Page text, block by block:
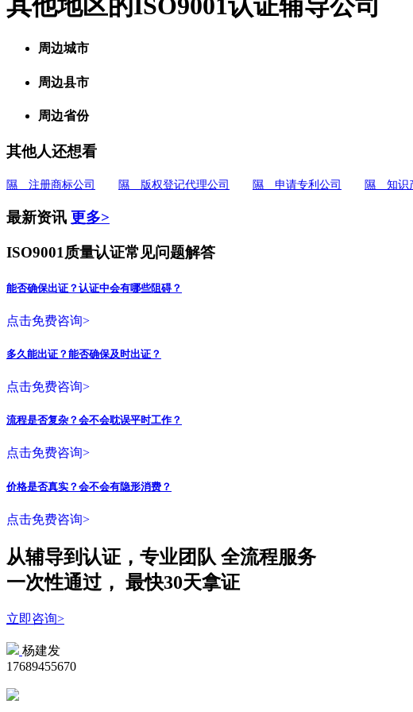
周边城市
周边县市
周边省份
其他人还想看
隰 注册商标公司 隰 版权登记代理公司 隰 申请专利公司 隰 知识
最新资讯 更多>
ISO9001质量认证常见问题解答
能否确保出证？认证中会有哪些阻碍？
点击免费咨询>
多久能出证？能否确保及时出证？
点击免费咨询>
流程是否复杂？会不会耽误平时工作？
点击免费咨询>
价格是否真实？会不会有隐形消费？
点击免费咨询>
从辅导到认证，专业团队 全流程服务
一次性通过， 最快30天拿证
立即咨询>
杨建发
17689455670